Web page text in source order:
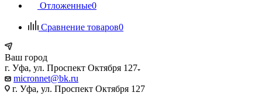
Отложенные0
Сравнение товаров0
Ваш город
г. Уфа, ул. Проспект Октября 127
micronnet@bk.ru
г. Уфа, ул. Проспект Октября 127